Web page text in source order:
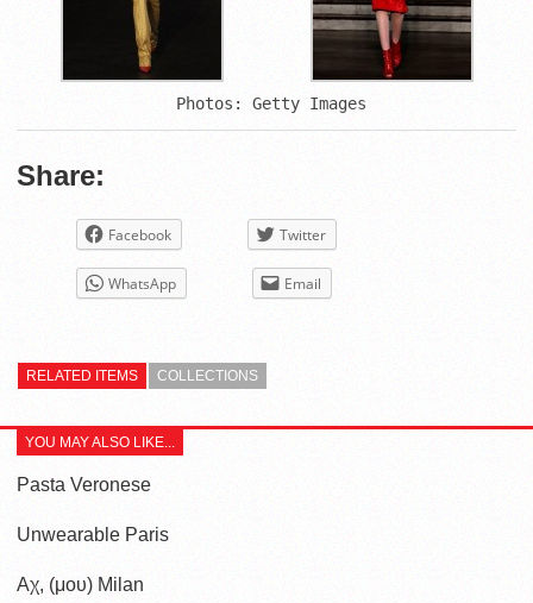
Photos: Getty Images
Share:
Facebook Twitter
WhatsApp Email
RELATED ITEMS COLLECTIONS
YOU MAY ALSO LIKE...
Pasta Veronese
Unwearable Paris
Αχ, (μου) Milan